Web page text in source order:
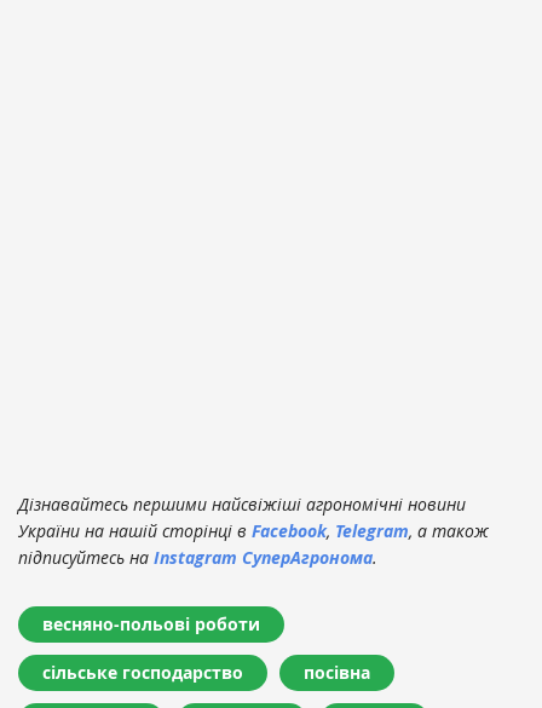
Дізнавайтесь першими найсвіжіші агрономічні новини
України на нашій сторінці в Facebook, Telegram, а також
підписуйтесь на Instagram СуперАгронома.
весняно-польові роботи
сільське господарство посівна